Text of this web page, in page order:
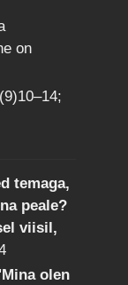
on
temaga,
peale?
viisil,
olen